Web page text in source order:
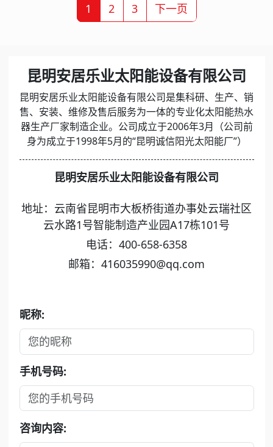
1 2 3 下一页
昆明安居乐业太阳能设备有限公司
昆明安居乐业太阳能设备有限公司是集科研、生产、销
售、安装、维修及售后服务为一体的专业化太阳能热水
器生产厂家制造企业。公司成立于2006年3月（公司前
身为成立于1998年5月的“昆明诚信阳光太阳能厂”）
昆明安居乐业太阳能设备有限公司
地址：云南省昆明市大板桥街道办事处云瑞社区
云水路1号智能制造产业园A17栋101号
电话：400-658-6358
邮箱：416035990@qq.com
昵称:
手机号码:
咨询内容: